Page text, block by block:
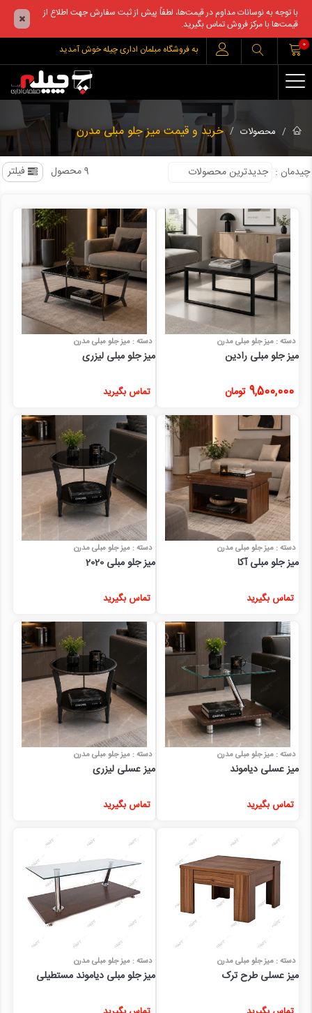
با توجه به نوسانات مداوم در قیمت‌ها، لطفاً پیش از ثبت سفارش جهت اطلاع از
قیمت‌ها با مرکز فروش تماس بگیرید.
به فروشگاه مبلمان اداری چیله خوش آمدید
0
محصولات خرید و قیمت میز جلو مبلی مدرن
9 محصول فیلتر چیدمان :
دسته : میز جلو مبلی مدرن
میز جلو مبلی رادین
9,500,000 تومان
دسته : میز جلو مبلی مدرن
میز جلو مبلی لیزری
تماس بگیرید
دسته : میز جلو مبلی مدرن
میز جلو مبلی آکا
تماس بگیرید
دسته : میز جلو مبلی مدرن
میز جلو مبلی 2020
تماس بگیرید
دسته : میز جلو مبلی مدرن
میز عسلی دیاموند
تماس بگیرید
دسته : میز جلو مبلی مدرن
میز عسلی لیزری
تماس بگیرید
دسته : میز جلو مبلی مدرن
میز عسلی طرح ترک
دسته : میز جلو مبلی مدرن
میز جلو مبلی دیاموند مستطیلی